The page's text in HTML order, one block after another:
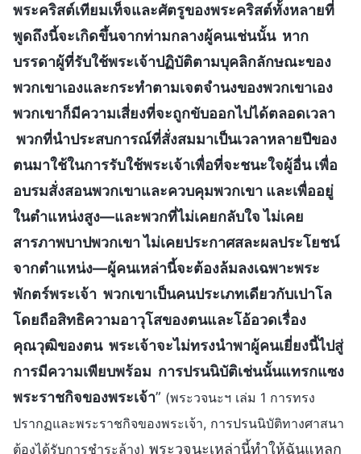
พระคริสต์เทียมเท็จและศัตรูของพระคริสต์ทั้งหลายที่
พูดถึงนี้จะเกิดขึ้นจากท่ามกลางผู้คนเช่นนั้น หาก
บรรดาผู้ที่รับใช้พระเจ้าปฏิบัติตามบุคลิกลักษณะของ
พวกเขาเองและกระทำตามเจตจำนงของพวกเขาเอง
พวกเขาก็มีความเสี่ยงที่จะถูกขับออกไปได้ตลอดเวลา
พวกที่นำประสบการณ์ที่สั่งสมมาเป็นเวลาหลายปีของ
ตนมาใช้ในการรับใช้พระเจ้าเพื่อที่จะชนะใจผู้อื่น เพื่อ
อบรมสั่งสอนพวกเขาและควบคุมพวกเขา และเพื่ออยู่
ในตำแหน่งสูง—และพวกที่ไม่เคยกลับใจ ไม่เคย
สารภาพบาปพวกเขา ไม่เคยประกาศสละผลประโยชน์
จากตำแหน่ง—ผู้คนเหล่านี้จะต้องล้มลงเฉพาะพระ
พักตร์พระเจ้า พวกเขาเป็นคนประเภทเดียวกับเปาโล
โดยถือสิทธิความอาวุโสของตนและโอ้อวดเรื่อง
คุณวุฒิของตน พระเจ้าจะไม่ทรงนำพาผู้คนเยี่ยงนี้ไปสู่
การมีความเพียบพร้อม การปรนนิบัติเช่นนั้นแทรกแซง
พระราชกิจของพระเจ้า” (พระวจนะฯ เล่ม 1 การทรง
ปรากฏและพระราชกิจของพระเจ้า, การปรนนิบัติทางศาสนา
ต้องได้รับการชำระล้าง) พระวจนะเหล่านี้ทำให้ฉันแหลก